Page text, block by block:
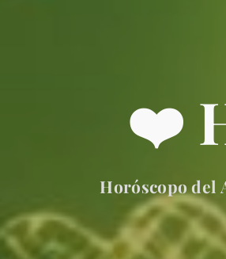
❤️
Horóscopo del